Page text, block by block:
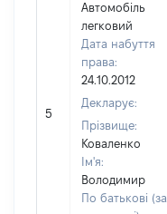
5
Автомобіль
легковий
Дата набуття
права:
24.10.2012
Декларує:
Прізвище:
Коваленко
Ім'я:
Володимир
По батькові (за